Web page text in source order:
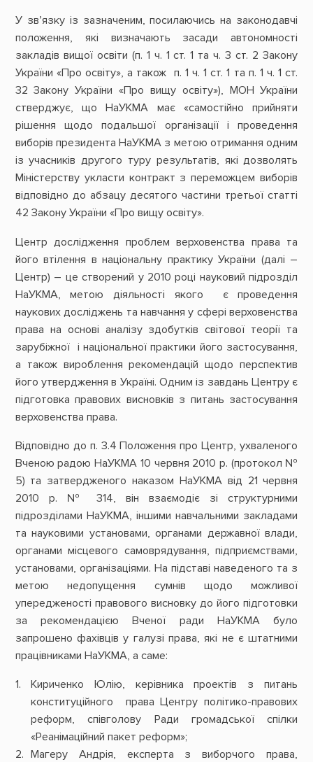
У зв’язку із зазначеним, посилаючись на законодавчі
положення, які визначають засади автономності
закладів вищої освіти (п. 1 ч. 1 ст. 1 та ч. 3 ст. 2 Закону
України «Про освіту», а також п. 1 ч. 1 ст. 1 та п. 1 ч. 1 ст.
32 Закону України «Про вищу освіту»), МОН України
стверджує, що НаУКМА має «самостійно прийняти
рішення щодо подальшої організації і проведення
виборів президента НаУКМА з метою отримання одним
із учасників другого туру результатів, які дозволять
Міністерству укласти контракт з переможцем виборів
відповідно до абзацу десятого частини третьої статті
42 Закону України «Про вищу освіту».
Центр дослідження проблем верховенства права та
його втілення в національну практику України (далі –
Центр) – це створений у 2010 році науковий підрозділ
НаУКМА, метою діяльності якого є проведення
наукових досліджень та навчання у сферi верховенства
права на основі аналізу здобутків світової теорії та
зарубіжної і національної практики його застосування,
а також вироблення рекомендацій щодо перспектив
його утвердження в Україні. Одним із завдань Центру є
підготовка правових висновків з питань застосування
верховенства права.
Відповідно до п. 3.4 Положення про Центр, ухваленого
Вченою радою НаУКМА 10 червня 2010 р. (протокол №
5) та затвердженого наказом НаУКМА від 21 червня
2010 р. № 314, він взаємодіє зі структурними
підрозділами НаУКМА, іншими навчальними закладами
та науковими установами, органами державної влади,
органами місцевого самоврядування, підприємствами,
установами, організаціями. На підставі наведеного та з
метою недопущення сумнів щодо можливої
упередженості правового висновку до його підготовки
за рекомендацією Вченої ради НаУКМА було
запрошено фахівців у галузі права, які не є штатними
працівниками НаУКМА, а саме:
Кириченко Юлію, керівника проектів з питань
конституційного права Центру політико-правових
реформ, співголову Ради громадської спілки
«Реанімаційний пакет реформ»;
Магеру Андрія, експерта з виборчого права,